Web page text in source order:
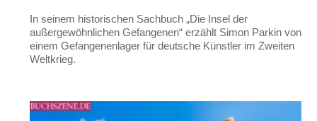
In seinem historischen Sachbuch „Die Insel der
außergewöhnlichen Gefangenen“ erzählt Simon Parkin von
einem Gefangenenlager für deutsche Künstler im Zweiten
Weltkrieg.